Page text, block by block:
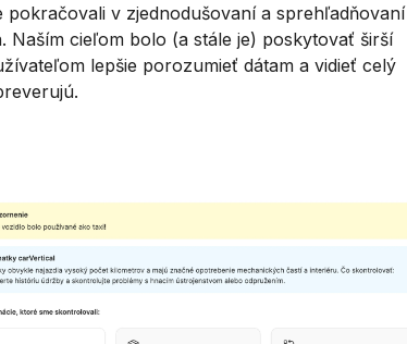
pokračovali v zjednodušovaní a sprehľadňovaní
Naším cieľom bolo (a stále je) poskytovať širší
lepšie porozumieť dátam a vidieť celý